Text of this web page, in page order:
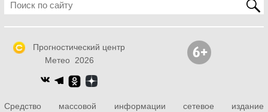
Прогностический центр
Метео 2026
Средство массовой информации сетевое издание